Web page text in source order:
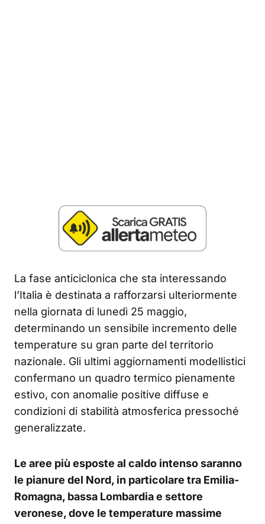
La fase anticiclonica che sta interessando
l’Italia è destinata a rafforzarsi ulteriormente
nella giornata di lunedì 25 maggio,
determinando un sensibile incremento delle
temperature su gran parte del territorio
nazionale. Gli ultimi aggiornamenti modellistici
confermano un quadro termico pienamente
estivo, con anomalie positive diffuse e
condizioni di stabilità atmosferica pressoché
generalizzate.
Le aree più esposte al caldo intenso saranno
le pianure del Nord, in particolare tra Emilia-
Romagna, bassa Lombardia e settore
veronese, dove le temperature massime